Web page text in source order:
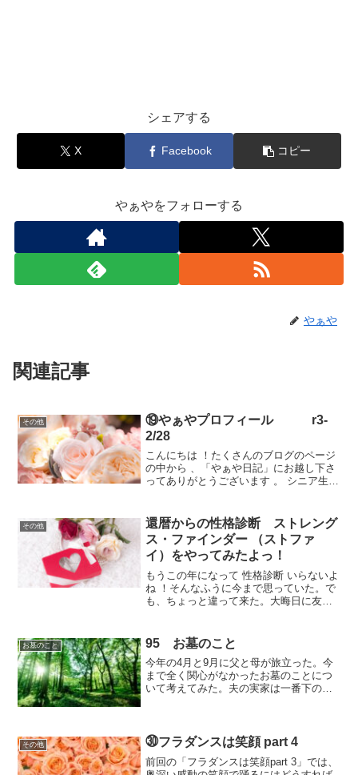
シェアする
X Facebook コピー
やぁやをフォローする
やぁや
関連記事
その他
⑲やぁやプロフィール r3-
2/28
こんにちは ！たくさんのブログのページ
の中から 、「やぁや日記」にお越し下さ
ってありがとうございます 。 シニア生活
ている様々なことを、日記に綴っていき
たいと思って...
その他
還暦からの性格診断 ストレング
ス・ファインダー （ストファ
イ）をやってみたよっ！
もうこの年になって 性格診断 いらないよ
ね ！そんなふうに今まで思っていた。で
も、ちょっと違って来た。大晦日に友達
た！金額ではなく、友人の熱意で。気が
付いたら、すでに年...
お墓のこと 95 お墓のこと
今年の4月と9月に父と母が旅立った。今
まで全く関心がなかったお墓のことにつ
いて考えてみた。夫の実家は一番下の弟
た時どうすればいいのか...
その他 ㉚フラダンスは笑顔 part 4
前回の「フラダンスは笑顔part 3」では、